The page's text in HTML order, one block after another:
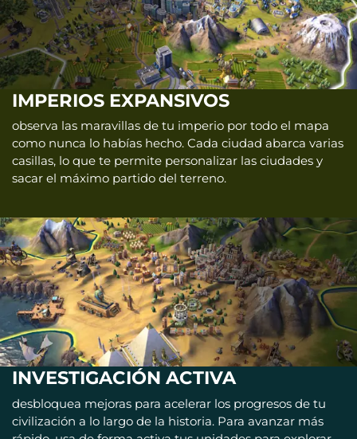
IMPERIOS EXPANSIVOS
observa las maravillas de tu imperio por todo el mapa
como nunca lo habías hecho. Cada ciudad abarca varias
casillas, lo que te permite personalizar las ciudades y
sacar el máximo partido del terreno.
INVESTIGACIÓN ACTIVA
desbloquea mejoras para acelerar los progresos de tu
civilización a lo largo de la historia. Para avanzar más